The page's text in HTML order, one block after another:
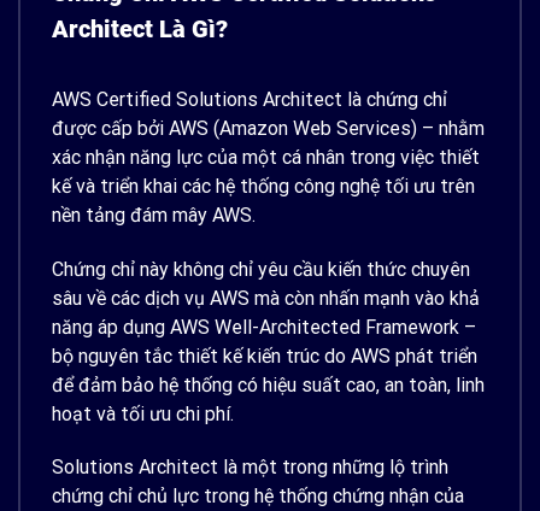
Architect Là Gì?
AWS Certified Solutions Architect là chứng chỉ
được cấp bởi AWS (Amazon Web Services) – nhằm
xác nhận năng lực của một cá nhân trong việc thiết
kế và triển khai các hệ thống công nghệ tối ưu trên
nền tảng đám mây AWS.
Chứng chỉ này không chỉ yêu cầu kiến thức chuyên
sâu về các dịch vụ AWS mà còn nhấn mạnh vào khả
năng áp dụng AWS Well-Architected Framework –
bộ nguyên tắc thiết kế kiến trúc do AWS phát triển
để đảm bảo hệ thống có hiệu suất cao, an toàn, linh
hoạt và tối ưu chi phí.
Solutions Architect là một trong những lộ trình
chứng chỉ chủ lực trong hệ thống chứng nhận của